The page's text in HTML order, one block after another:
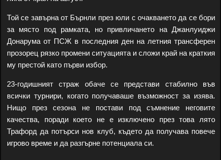
Той се завърна от Бърнли през юли с очакването да се бори
за място под рамката, но привличането на Джанлуиджи
Донарума от ПСЖ в последния ден на летния трансферен
прозорец рязко промени ситуацията и сложи край на краткия
му престой като първи избор.
23-годишният страж обаче се представи стабилно във
всички турнири, когато получаваше възможност за изява.
Нищо през сезона не постави под съмнение неговите
качества, поради което не е изключено през това лято
Трафорд да потърси нов клуб, където да получава повече
игрово време и да разгърне потенциала си.